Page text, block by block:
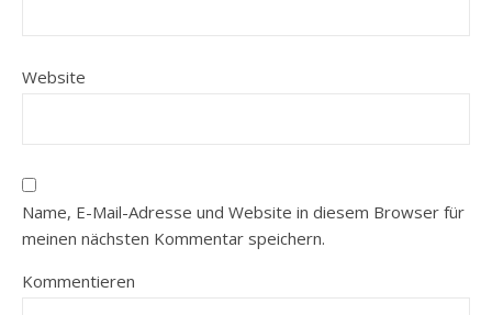
Website
Name, E-Mail-Adresse und Website in diesem Browser für
meinen nächsten Kommentar speichern.
Kommentieren